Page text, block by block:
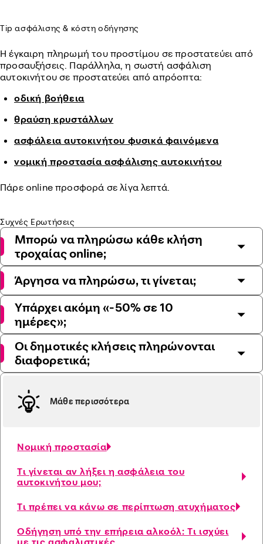
Tip ασφάλισης & κόστη οδήγησης
Η έγκαιρη πληρωμή του προστίμου σε προστατεύει από
προσαυξήσεις. Παράλληλα, η σωστή ασφάλιση
αυτοκινήτου σε προστατεύει από απρόοπτα:
οδική βοήθεια
θραύση κρυστάλλων
ασφάλεια αυτοκινήτου φυσικά φαινόμενα
νομική προστασία ασφάλισης αυτοκινήτου
Πάρε online προσφορά σε λίγα λεπτά.
Συχνές Ερωτήσεις
Μπορώ να πληρώσω κάθε κλήση
τροχαίας online;
Άργησα να πληρώσω, τι γίνεται;
Υπάρχει ακόμη «-50% σε 10
ημέρες»;
Οι δημοτικές κλήσεις πληρώνονται
διαφορετικά;
Μάθε περισσότερα
Νομική προστασία
Τι γίνεται αν λήξει η ασφάλεια του
αυτοκινήτου μου;
Τι πρέπει να κάνω σε περίπτωση ατυχήματος
Οδήγηση υπό την επήρεια αλκοόλ: Τι ισχύει
με τις ασφαλιστικές